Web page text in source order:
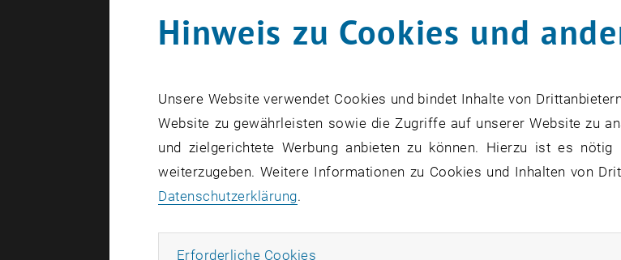
AKOR
of
11 11 Mai 2023 bis 22 Juli 2024
– 22
Hinweis zu Cookies und
Unsere Website verwendet Cookies und bindet Inhalte von
Website zu gewährleisten sowie die Zugriffe auf unserer Website zu
und zielgerichtete Werbung anbieten zu können. Hierzu ist es
weiterzugeben. Weitere Informationen zu Cookies und Inhalten von
Datenschutzerklärung.
Erforderliche Cookies